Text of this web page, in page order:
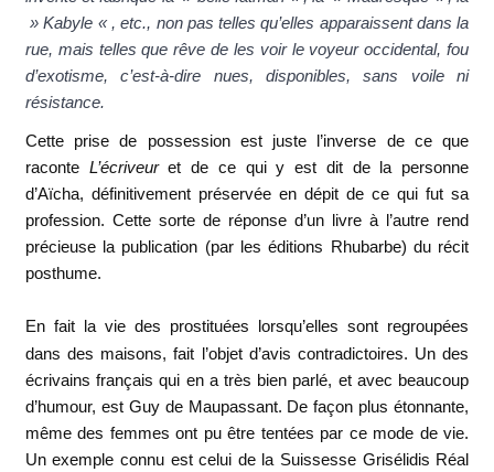
» Kabyle « , etc., non pas telles qu’elles apparaissent dans la
rue, mais telles que rêve de les voir le voyeur occidental, fou
d’exotisme, c’est-à-dire nues, disponibles, sans voile ni
résistance.
Cette prise de possession est juste l’inverse de ce que
raconte L’écriveuret de ce qui y est dit de la personne
d’Aïcha, définitivement préservée en dépit de ce qui fut sa
profession. Cette sorte de réponse d’un livre à l’autre rend
précieuse la publication (par les éditions Rhubarbe) du récit
posthume.
En fait la vie des prostituées lorsqu’elles sont regroupées
dans des maisons, fait l’objet d’avis contradictoires. Un des
écrivains français qui en a très bien parlé, et avec beaucoup
d’humour, est Guy de Maupassant. De façon plus étonnante,
même des femmes ont pu être tentées par ce mode de vie.
Un exemple connu est celui de la Suissesse Grisélidis Réal